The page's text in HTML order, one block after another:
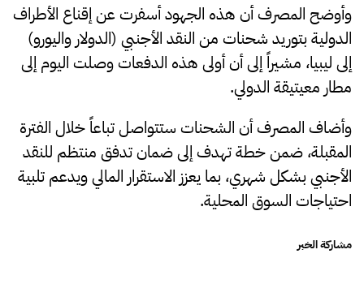
وأوضح المصرف أن هذه الجهود أسفرت عن إقناع الأطراف
الدولية بتوريد شحنات من النقد الأجنبي (الدولار واليورو)
إلى ليبيا، مشيراً إلى أن أولى هذه الدفعات وصلت اليوم إلى
مطار معيتيقة الدولي.
وأضاف المصرف أن الشحنات ستتواصل تباعاً خلال الفترة
المقبلة، ضمن خطة تهدف إلى ضمان تدفق منتظم للنقد
الأجنبي بشكل شهري، بما يعزز الاستقرار المالي ويدعم تلبية
احتياجات السوق المحلية.
مشاركة الخبر